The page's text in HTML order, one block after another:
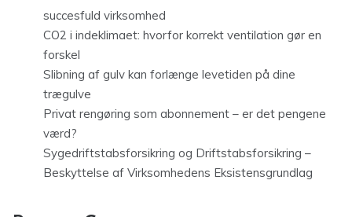
succesfuld virksomhed
CO2 i indeklimaet: hvorfor korrekt ventilation gør en
forskel
Slibning af gulv kan forlænge levetiden på dine
trægulve
Privat rengøring som abonnement – er det pengene
værd?
Sygedriftstabsforsikring og Driftstabsforsikring –
Beskyttelse af Virksomhedens Eksistensgrundlag